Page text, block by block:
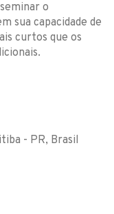
o
sua capacidade de
curtos que os
- PR, Brasil